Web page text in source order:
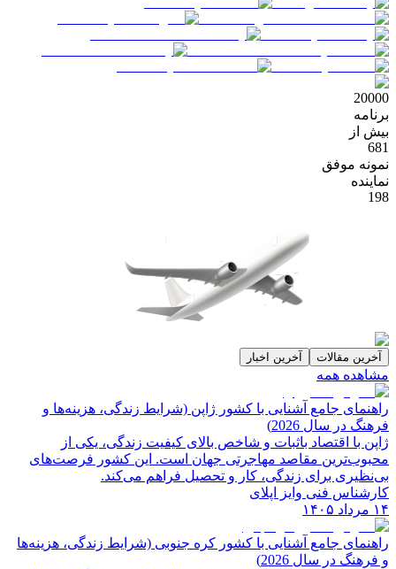
20000
برنامه
بیش از
681
نمونه موفق
نماینده
198
آخرین مقالات آخرین اخبار
مشاهده همه
راهنمای جامع آشنایی با کشور ژاپن (شرایط زندگی، هزینه‌ها و
فرهنگ در سال 2026)
ژاپن با اقتصاد باثبات و شاخص‌ بالای کیفیت زندگی، یکی از
محبوب‌ترین مقاصد مهاجرتی جهان است. این کشور فرصت‌های
بی‌نظیری برای زندگی، کار و تحصیل فراهم می‌کند.
کارشناس فنی وایز اپلای
۱۴ مرداد ۱۴۰۵
راهنمای جامع آشنایی با کشور کره جنوبی (شرایط زندگی، هزینه‌ها
و فرهنگ در سال 2026)